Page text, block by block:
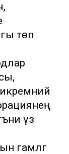
төп
үз
гамәлгә